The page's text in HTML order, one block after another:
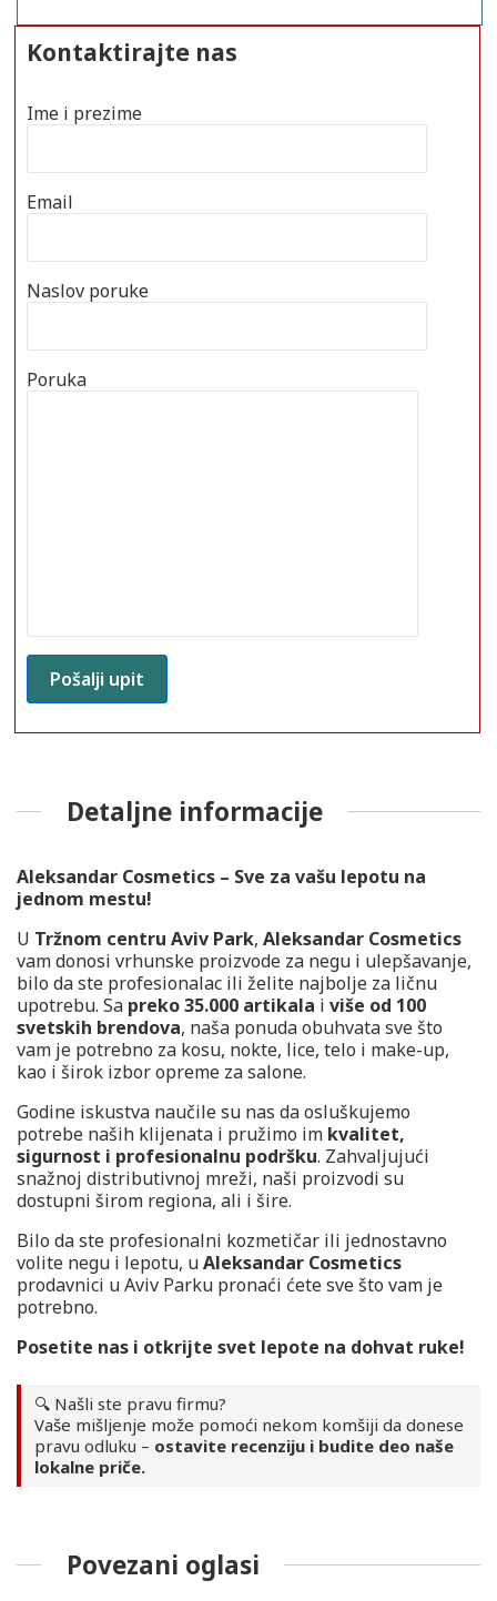
Kontaktirajte nas
Ime i prezime
Email
Naslov poruke
Poruka
Detaljne informacije
Aleksandar Cosmetics – Sve za vašu lepotu na
jednom mestu!
U Tržnom centru Aviv Park, Aleksandar Cosmetics
vam donosi vrhunske proizvode za negu i ulepšavanje,
bilo da ste profesionalac ili želite najbolje za ličnu
upotrebu. Sa preko 35.000 artikala i više od 100
svetskih brendova, naša ponuda obuhvata sve što
vam je potrebno za kosu, nokte, lice, telo i make-up,
kao i širok izbor opreme za salone.
Godine iskustva naučile su nas da osluškujemo
potrebe naših klijenata i pružimo im kvalitet,
sigurnost i profesionalnu podršku. Zahvaljujući
snažnoj distributivnoj mreži, naši proizvodi su
dostupni širom regiona, ali i šire.
Bilo da ste profesionalni kozmetičar ili jednostavno
volite negu i lepotu, uAleksandar Cosmetics
prodavnici u Aviv Parku pronaći ćete sve što vam je
potrebno.
Posetite nas i otkrijte svet lepote na dohvat ruke!
🔍 Našli ste pravu firmu?
Vaše mišljenje može pomoći nekom komšiji da donese
pravu odluku – ostavite recenziju i budite deo naše
lokalne priče.
Povezani oglasi